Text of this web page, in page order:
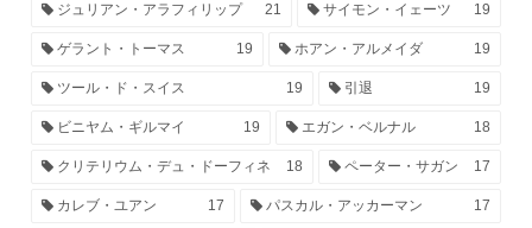
ジュリアン・アラフィリップ 21 サイモン・イェーツ 19
ゲラント・トーマス 19 ホアン・アルメイダ 19
ツール・ド・スイス 19 引退 19
ビニヤム・ギルマイ 19 エガン・ベルナル 18
クリテリウム・デュ・ドーフィネ 18 ペーター・サガン 17
カレブ・ユアン 17 パスカル・アッカーマン 17